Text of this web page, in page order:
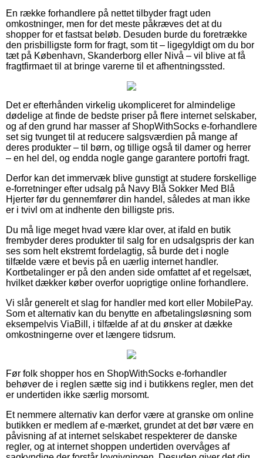
En række forhandlere på nettet tilbyder fragt uden
omkostninger, men for det meste påkræves det at du
shopper for et fastsat beløb. Desuden burde du foretrække
den prisbilligste form for fragt, som tit – ligegyldigt om du bor
tæt på København, Skanderborg eller Nivå – vil blive at få
fragtfirmaet til at bringe varerne til et afhentningssted.
Det er efterhånden virkelig ukompliceret for almindelige
dødelige at finde de bedste priser på flere internet selskaber,
og af den grund har masser af ShopWithSocks e-forhandlere
set sig tvunget til at reducere salgsværdien på mange af
deres produkter – til børn, og tillige også til damer og herrer
– en hel del, og endda nogle gange garantere portofri fragt.
Derfor kan det immervæk blive gunstigt at studere forskellige
e-forretninger efter udsalg på Navy Blå Sokker Med Blå
Hjerter før du gennemfører din handel, således at man ikke
er i tvivl om at indhente den billigste pris.
Du må lige meget hvad være klar over, at ifald en butik
frembyder deres produkter til salg for en udsalgspris der kan
ses som helt ekstremt fordelagtig, så burde det i nogle
tilfælde være et bevis på en uærlig internet handler.
Kortbetalinger er på den anden side omfattet af et regelsæt,
hvilket dækker køber overfor uoprigtige online forhandlere.
Vi slår generelt et slag for handler med kort eller MobilePay.
Som et alternativ kan du benytte en afbetalingsløsning som
eksempelvis ViaBill, i tilfælde af at du ønsker at dække
omkostningerne over et længere tidsrum.
Før folk shopper hos en ShopWithSocks e-forhandler
behøver de i reglen sætte sig ind i butikkens regler, men det
er undertiden ikke særlig morsomt.
Et nemmere alternativ kan derfor være at granske om online
butikken er medlem af e-mærket, grundet at det bør være en
påvisning af at internet selskabet respekterer de danske
regler, og at internet shoppen undertiden overvåges af